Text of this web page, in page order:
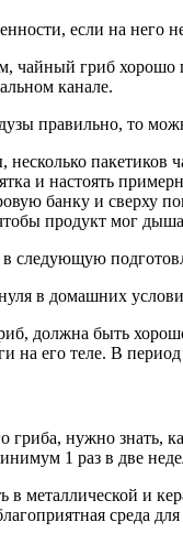
если на него
чайный гриб
канале.
правильно, то
пакетиков
и настоять
банку и сверху
продукт мог
следующую
в домашних
должна быть
на его теле. В
нужно знать,
1 раз в две
в металлической и
среда